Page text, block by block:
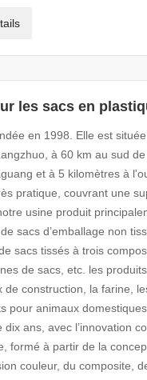
les sacs en
en 1998. Elle est
à 60 km au sud
et à 5 kilomètres à
pratique, couvrant une
usine produit
sacs d’emballage non
sacs tissés à trois
de sacs, etc. les
de construction, la farine,
pour animaux
ans, avec l’innovation
formé à partir de la
couleur, du composite,